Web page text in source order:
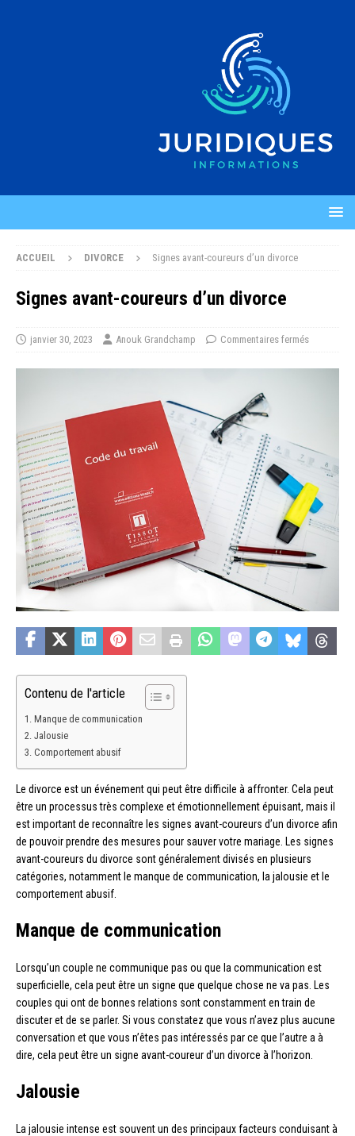
ACCUEIL DIVORCE Signes avant-coureurs d’un divorce
Signes avant-coureurs d’un divorce
janvier 30, 2023 Anouk Grandchamp Commentaires fermés
Contenu de l'article
Manque de communication
Jalousie
Comportement abusif
Le divorce est un événement qui peut être difficile à affronter. Cela peut
être un processus très complexe et émotionnellement épuisant, mais il
est important de reconnaître les signes avant-coureurs d’un divorce afin
de pouvoir prendre des mesures pour sauver votre mariage. Les signes
avant-coureurs du divorce sont généralement divisés en plusieurs
catégories, notamment le manque de communication, la jalousie et le
comportement abusif.
Manque de communication
Lorsqu’un couple ne communique pas ou que la communication est
superficielle, cela peut être un signe que quelque chose ne va pas. Les
couples qui ont de bonnes relations sont constamment en train de
discuter et de se parler. Si vous constatez que vous n’avez plus aucune
conversation et que vous n’êtes pas intéressés par ce que l’autre a à
dire, cela peut être un signe avant-coureur d’un divorce à l’horizon.
Jalousie
La jalousie intense est souvent un des principaux facteurs conduisant à